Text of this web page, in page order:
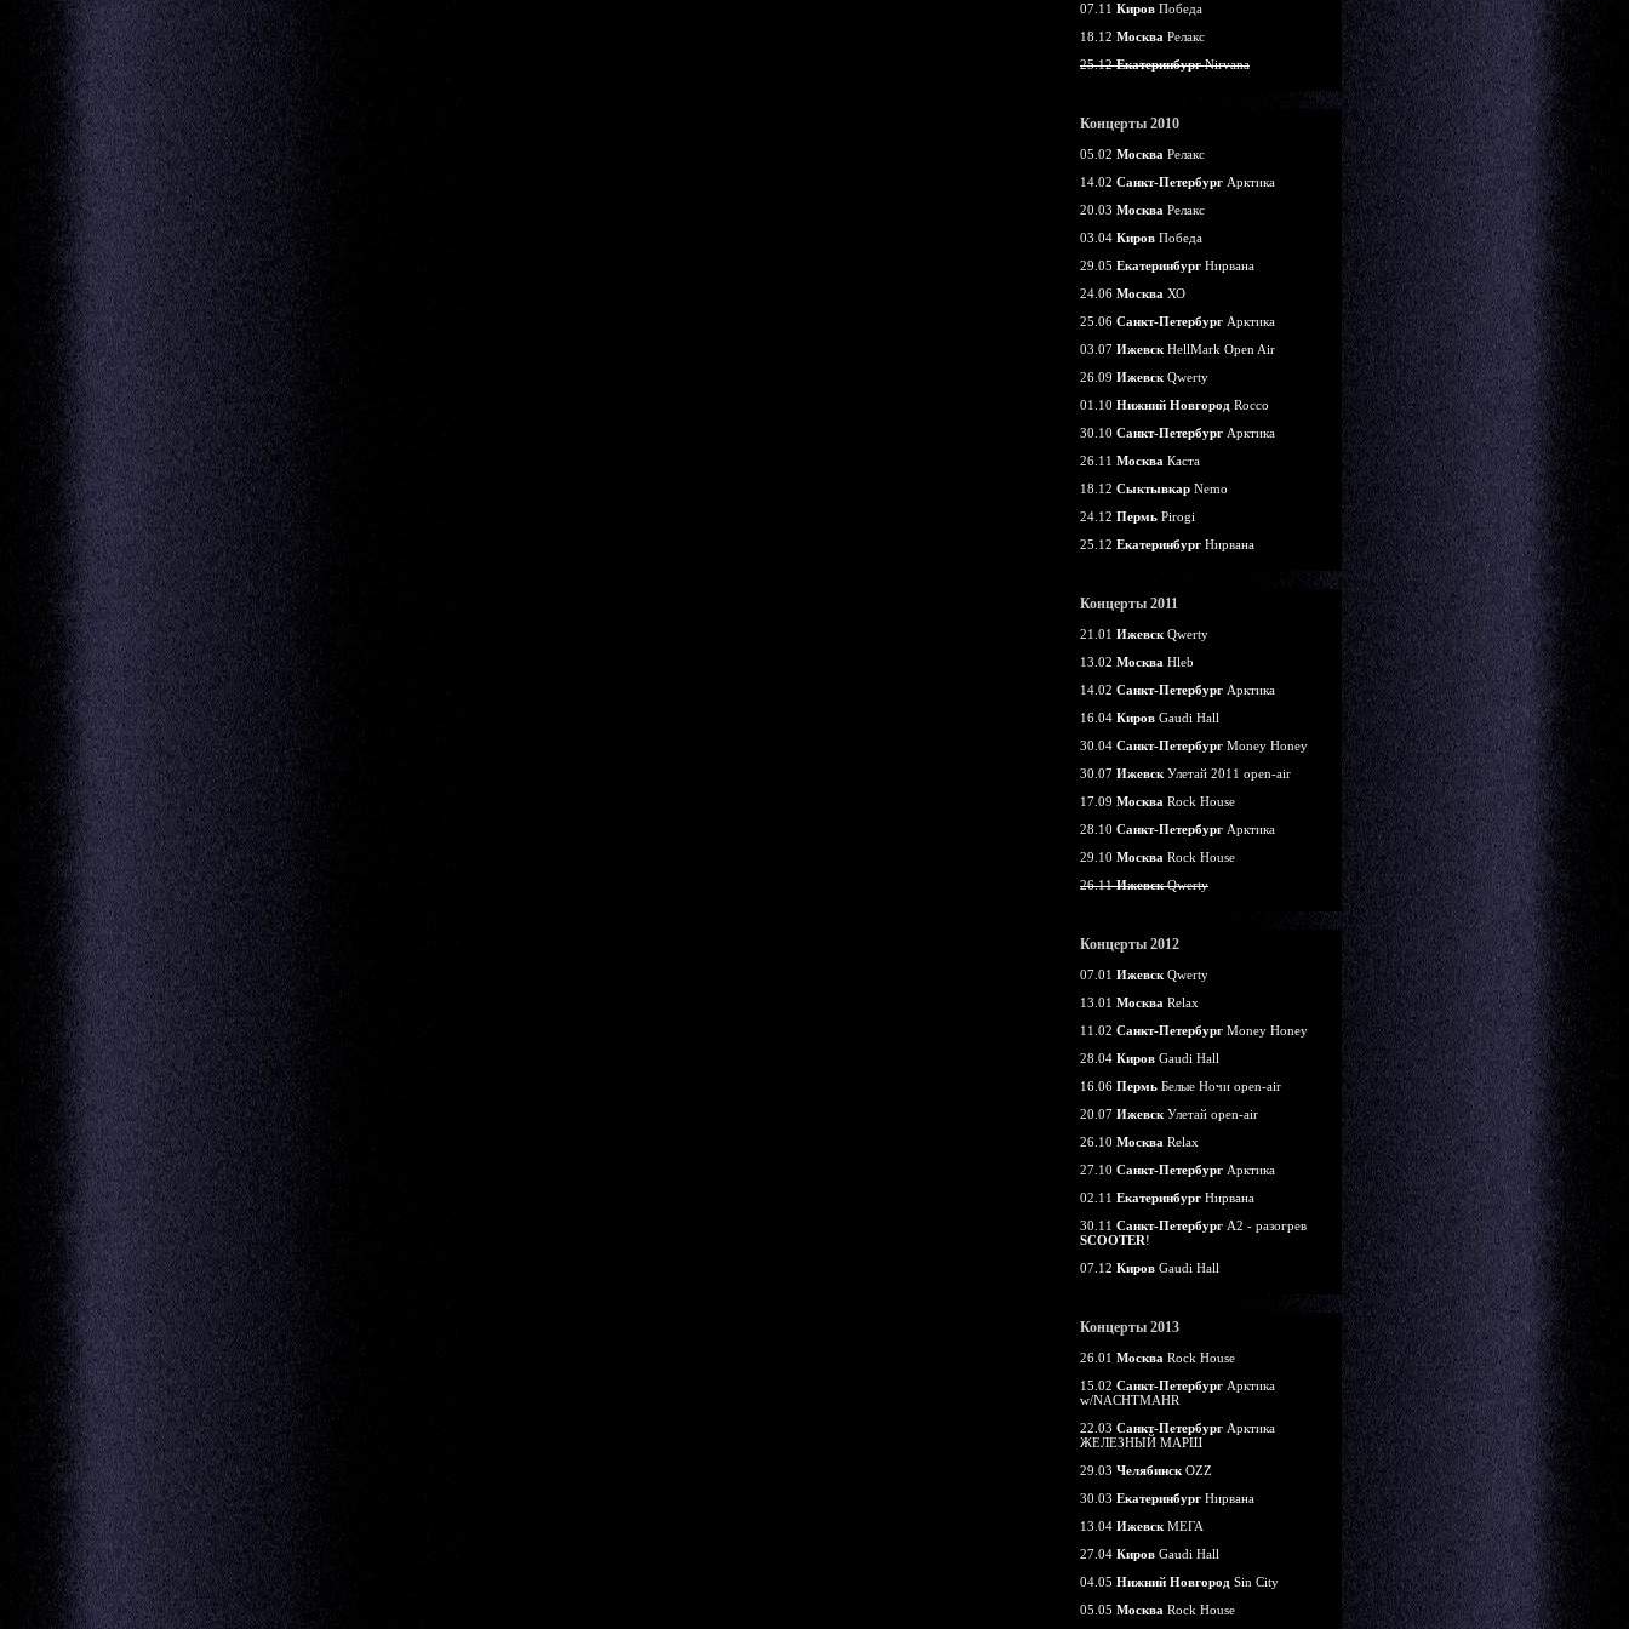
07.11 Киров Победа
18.12 Москва Релакс
25.12ЕкатеринбургNirvana
Концерты 2010
05.02 Москва Релакс
14.02 Санкт-Петербург Арктика
20.03 Москва Релакс
03.04 Киров Победа
29.05 Екатеринбург Нирвана
24.06 Москва ХО
25.06 Санкт-Петербург Арктика
03.07 Ижевск HellMark Open Air
26.09 Ижевск Qwerty
01.10 Нижний Новгород Rocco
30.10 Санкт-Петербург Арктика
26.11 Москва Каста
18.12 Сыктывкар Nemo
24.12 Пермь Pirogi
25.12 Екатеринбург Нирвана
Концерты 2011
21.01 Ижевск Qwerty
13.02 Москва Hleb
14.02 Санкт-Петербург Арктика
16.04 Киров Gaudi Hall
30.04 Санкт-Петербург Money Honey
30.07 Ижевск Улетай 2011 open-air
17.09 Москва Rock House
28.10 Санкт-Петербург Арктика
29.10 Москва Rock House
26.11ИжевскQwerty
Концерты 2012
07.01 Ижевск Qwerty
13.01 Москва Relax
11.02 Санкт-Петербург Money Honey
28.04 Киров Gaudi Hall
16.06 Пермь Белые Ночи open-air
20.07 Ижевск Улетай open-air
26.10 Москва Relax
27.10 Санкт-Петербург Арктика
02.11 Екатеринбург Нирвана
30.11 Санкт-Петербург А2 - разогрев
SCOOTER!
07.12 Киров Gaudi Hall
Концерты 2013
26.01 Москва Rock House
15.02 Санкт-Петербург Арктика
w/NACHTMAHR
22.03 Санкт-Петербург Арктика
ЖЕЛЕЗНЫЙ МАРШ
29.03 Челябинск OZZ
30.03 Екатеринбург Нирвана
13.04 Ижевск МЕГА
27.04 Киров Gaudi Hall
04.05 Нижний Новгород Sin City
05.05 Москва Rock House